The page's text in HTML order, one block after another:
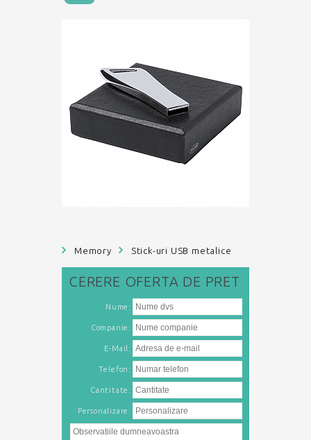
Memory Stick-uri USB metalice
CERERE OFERTA DE PRET
Nume :
Companie :
E-Mail :
Telefon :
Cantitate:
Personalizare: